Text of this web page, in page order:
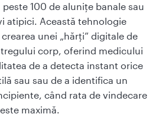
100 de alunițe banale sau
atipici. Această tehnologie
unei „hărți” digitale de
corp, oferind medicului
de a detecta instant orice
sau sau de a identifica un
când rata de vindecare
este maximă.